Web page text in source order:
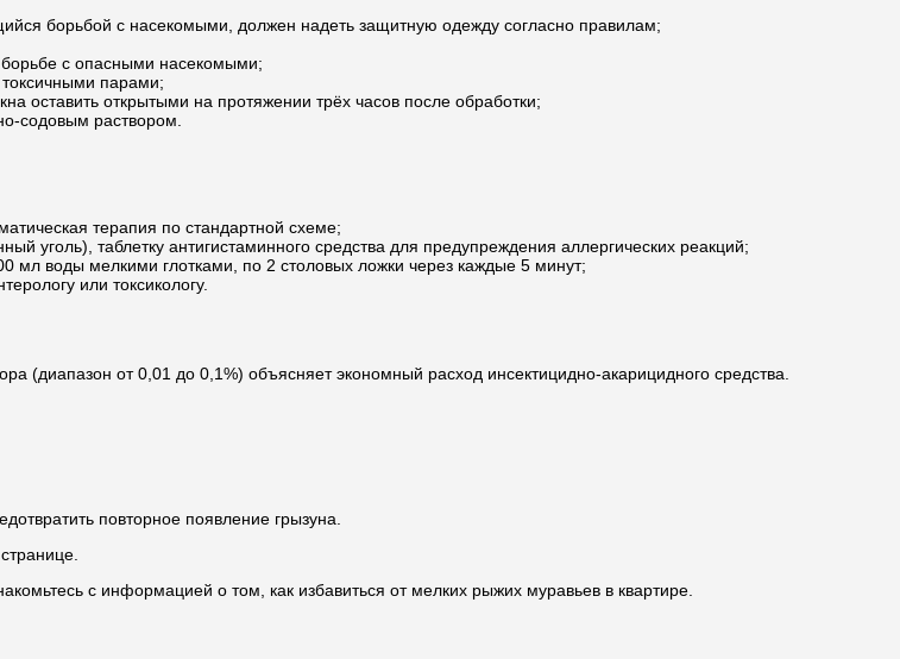
борьбой с насекомыми, должен надеть защитную одежду согласно правилам;
с опасными насекомыми;
токсичными парами;
оставить открытыми на протяжении трёх часов после обработки;
содовым раствором.
терапия по стандартной схеме;
уголь), таблетку антигистаминного средства для предупреждения аллергических реакций;
мл воды мелкими глотками, по 2 столовых ложки через каждые 5 минут;
или токсикологу.
(диапазон от 0,01 до 0,1%) объясняет экономный расход инсектицидно-акарицидного средства.
повторное появление грызуна.
странице.
с информацией о том, как избавиться от мелких рыжих муравьев в квартире.